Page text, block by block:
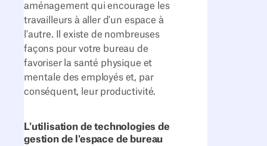
aménagement qui encourage les
travailleurs à aller d'un espace à
l'autre. Il existe de nombreuses
façons pour votre bureau de
favoriser la santé physique et
mentale des employés et, par
conséquent, leur productivité.
L'utilisation de technologies de
gestion de l'espace de bureau